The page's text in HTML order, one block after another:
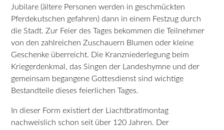
Jubilare (ältere Personen werden in geschmückten
Pferdekutschen gefahren) dann in einem Festzug durch
die Stadt. Zur Feier des Tages bekommen die Teilnehmer
von den zahlreichen Zuschauern Blumen oder kleine
Geschenke überreicht. Die Kranzniederlegung beim
Kriegerdenkmal, das Singen der Landeshymne und der
gemeinsam begangene Gottesdienst sind wichtige
Bestandteile dieses feierlichen Tages.
In dieser Form existiert der Liachtbratlmontag
nachweislich schon seit über 120 Jahren. Der